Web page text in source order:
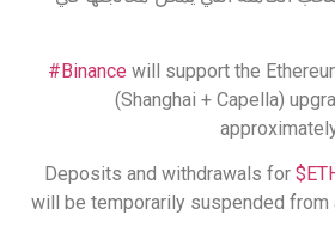
#Binance will support the
(Shanghai + Capella)
Deposits and withdrawals for
will be temporarily suspended from